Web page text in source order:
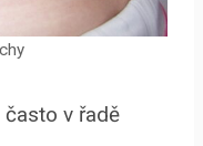
často v řadě